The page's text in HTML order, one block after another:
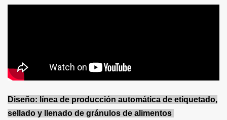
Diseño: línea de producción automática de etiquetado,
sellado y llenado de gránulos de alimentos